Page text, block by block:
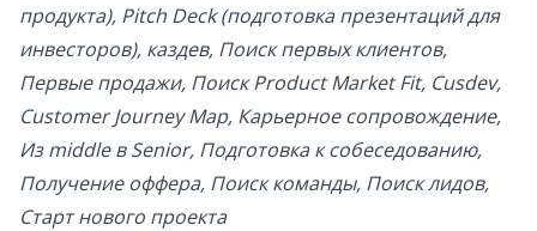
продукта), Pitch Deck (подготовка презентаций для
инвесторов), каздев, Поиск первых клиентов,
Первые продажи, Поиск Product Market Fit, Cusdev,
Customer Journey Map, Карьерное сопровождение,
Из middle в Senior, Подготовка к собеседованию,
Получение оффера, Поиск команды, Поиск лидов,
Старт нового проекта